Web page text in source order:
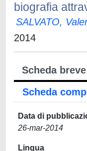
biografia
SALVATO,
2014
Scheda breve
Scheda
Data di
26-mar-2014
Lingua